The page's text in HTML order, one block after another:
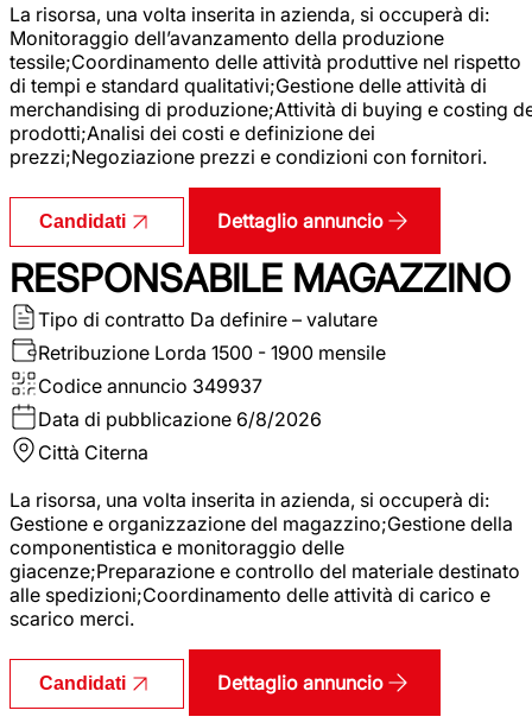
La risorsa, una volta inserita in azienda, si occuperà di:
Monitoraggio dell’avanzamento della produzione
tessile;Coordinamento delle attività produttive nel rispetto
di tempi e standard qualitativi;Gestione delle attività di
merchandising di produzione;Attività di buying e costing
prodotti;Analisi dei costi e definizione dei
prezzi;Negoziazione prezzi e condizioni con fornitori.
Candidati Dettaglio annuncio
RESPONSABILE MAGAZZINO
Tipo di contratto Da definire – valutare
Retribuzione Lorda 1500 - 1900 mensile
Codice annuncio 349937
Data di pubblicazione 6/8/2026
Città Citerna
La risorsa, una volta inserita in azienda, si occuperà di:
Gestione e organizzazione del magazzino;Gestione della
componentistica e monitoraggio delle
giacenze;Preparazione e controllo del materiale destinato
alle spedizioni;Coordinamento delle attività di carico e
scarico merci.
Candidati Dettaglio annuncio